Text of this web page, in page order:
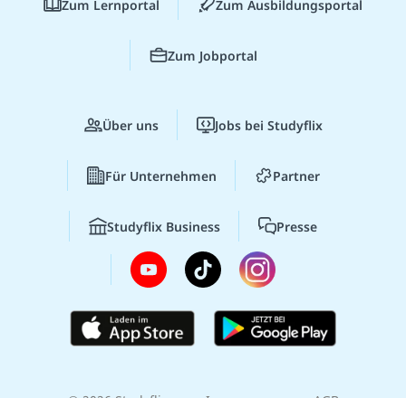
Zum Lernportal Zum Ausbildungsportal
Zum Jobportal
Über uns Jobs bei Studyflix
Für Unternehmen Partner
Studyflix Business Presse